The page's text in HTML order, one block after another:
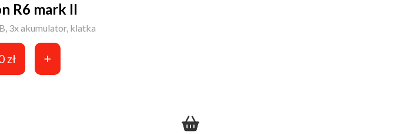
R6 mark II
3x akumulator, klatka
zł